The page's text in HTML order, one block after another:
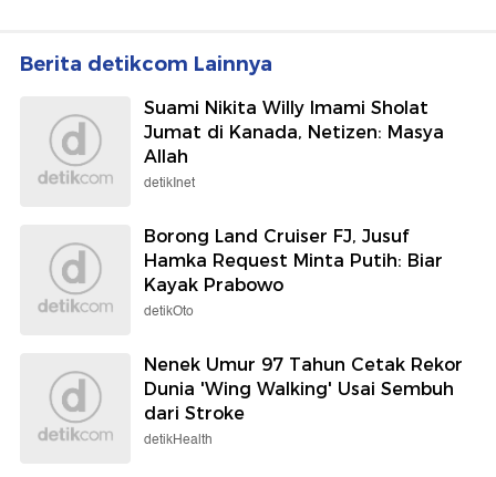
Berita detikcom Lainnya
Suami Nikita Willy Imami Sholat
Jumat di Kanada, Netizen: Masya
Allah
detikInet
Borong Land Cruiser FJ, Jusuf
Hamka Request Minta Putih: Biar
Kayak Prabowo
detikOto
Nenek Umur 97 Tahun Cetak Rekor
Dunia 'Wing Walking' Usai Sembuh
dari Stroke
detikHealth